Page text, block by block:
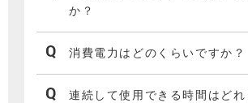
か？
消費電力はどのくらいですか？
連続して使用できる時間はどれ